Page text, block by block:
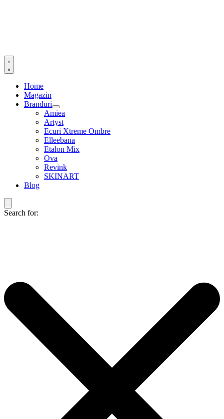
Home
Magazin
Branduri
Amiea
Artyst
Ecuri Xtreme Ombre
Elleebana
Etalon Mix
Ova
Revink
SKINART
Blog
Search for: